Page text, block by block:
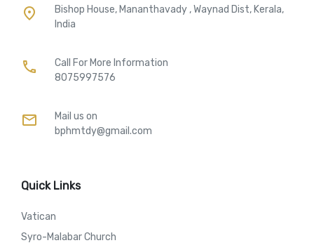
place
Bishop House, Mananthavady , Waynad Dist, Kerala,
India
call
Call For More Information​
8075997576
mail
Mail us on
bphmtdy@gmail.com
Quick Links
Vatican
Syro-Malabar Church